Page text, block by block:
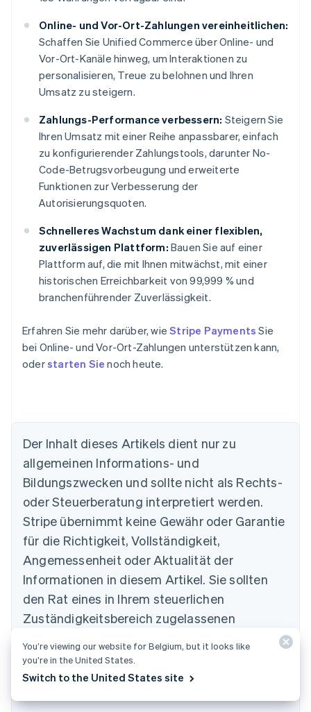
Online- und Vor-Ort-Zahlungen vereinheitlichen:
Schaffen Sie Unified Commerce über Online- und
Vor-Ort-Kanäle hinweg, um Interaktionen zu
personalisieren, Treue zu belohnen und Ihren
Umsatz zu steigern.
Zahlungs-Performance verbessern: Steigern Sie
Ihren Umsatz mit einer Reihe anpassbarer, einfach
zu konfigurierender Zahlungstools, darunter No-
Code-Betrugsvorbeugung und erweiterte
Funktionen zur Verbesserung der
Autorisierungsquoten.
Schnelleres Wachstum dank einer flexiblen,
zuverlässigen Plattform: Bauen Sie auf einer
Plattform auf, die mit Ihnen mitwächst, mit einer
historischen Erreichbarkeit von 99,999 % und
branchenführender Zuverlässigkeit.
Erfahren Sie mehr darüber, wieStripe Payments Sie
bei Online- und Vor-Ort-Zahlungen unterstützen kann,
oderstarten Sie noch heute.
Der Inhalt dieses Artikels dient nur zu
allgemeinen Informations- und
Bildungszwecken und sollte nicht als Rechts-
oder Steuerberatung interpretiert werden.
Stripe übernimmt keine Gewähr oder Garantie
für die Richtigkeit, Vollständigkeit,
Angemessenheit oder Aktualität der
Informationen in diesem Artikel. Sie sollten
den Rat eines in Ihrem steuerlichen
Zuständigkeitsbereich zugelassenen
kompetenten Rechtsbeistands oder von einer
Steuerberatungsstelle einholen und sich
hinsichtlich Ihrer speziellen Situation beraten
Australien
English
Nederlands FrançaisDeutschEnglish
Brasilien
English
Bulgarien
English
Dänemark
Deutschland
Estland
English
Festlandchina
Finnland
You’re viewing our website for Belgium, but it looks like
you’re in the United States.
Switch to the United States site